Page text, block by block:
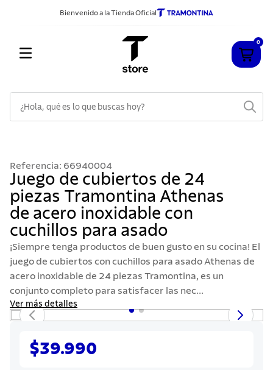
Bienvenido a la Tienda Oficial
0
Referencia: 66940004
Juego de cubiertos de 24
piezas Tramontina Athenas
de acero inoxidable con
cuchillos para asado
¡Siempre tenga productos de buen gusto en su cocina! El
juego de cubiertos con cuchillos para asado Athenas de
acero inoxidable de 24 piezas Tramontina, es un
conjunto completo para satisfacer las nec...
Ver más detalles
$39.990
2 .
sarten
3.
cubiertos
4.
ollas
5.
acero inoxidable
6.
grano
7.
442
8.
solar
cuchillo
10. termo